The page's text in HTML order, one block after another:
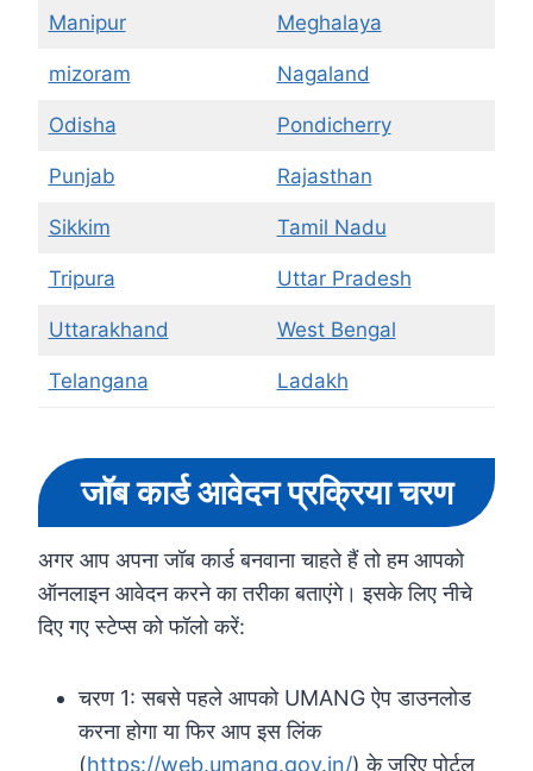
Manipur Meghalaya
mizoram Nagaland
Odisha Pondicherry
Punjab Rajasthan
Sikkim Tamil Nadu
Tripura Uttar Pradesh
Uttarakhand West Bengal
Telangana Ladakh
जॉब कार्ड आवेदन प्रक्रिया चरण
अगर आप अपना जॉब कार्ड बनवाना चाहते हैं तो हम आपको
ऑनलाइन आवेदन करने का तरीका बताएंगे। इसके लिए नीचे
दिए गए स्टेप्स को फॉलो करें:
चरण 1: सबसे पहले आपको UMANG ऐप डाउनलोड
करना होगा या फिर आप इस लिंक
(https://web.umang.gov.in/) के ज़रिए पोर्टल